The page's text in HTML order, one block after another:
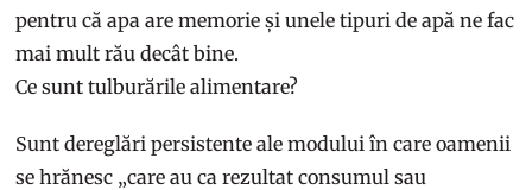
pentru că apa are memorie și unele tipuri de apă ne fac
mai mult rău decât bine.
Ce sunt tulburările alimentare?
Sunt dereglări persistente ale modului în care oamenii
se hrănesc „care au ca rezultat consumul sau